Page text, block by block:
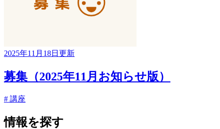
2025年11月18日更新
募集（2025年11月お知らせ版）
# 講座
情報を探す